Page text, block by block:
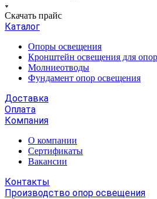
Скачать прайс
Каталог
Опоры освещения
Кронштейн освещения для опор
Молниеотводы
Фундамент опор освещения
Доставка
Оплата
Компания
О компании
Сертификаты
Вакансии
Контакты
Производство опор освещения